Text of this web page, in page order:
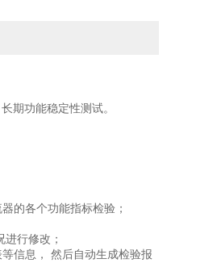
期功能稳定性测试。
的各个功能指标检验；
行修改；
信息， 然后自动生成检验报